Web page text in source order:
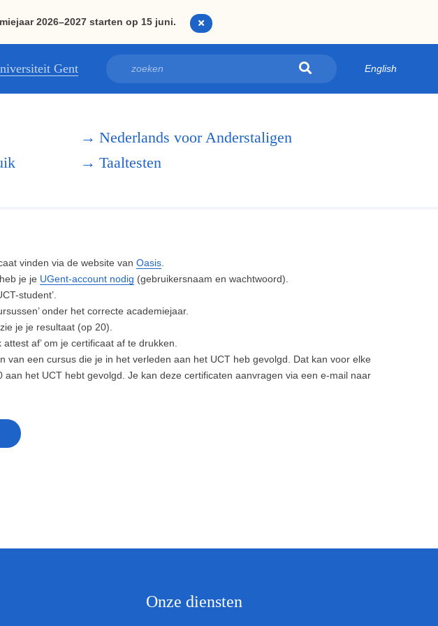
2026–2027 starten op 15 juni.
Gent English
→ Nederlands voor Anderstaligen
→ Taaltesten
Gent
vinden via de website van Oasis.
je je UGent-account nodig (gebruikersnaam en wachtwoord).
student’.
onder het correcte academiejaar.
je je resultaat (op 20).
attest af’ om je certificaat af te drukken.
van een cursus die je in het verleden aan het UCT heb gevolgd. Dat kan voor elke
aan het UCT hebt gevolgd. Je kan deze certificaten aanvragen via een e-mail naar
Onze diensten